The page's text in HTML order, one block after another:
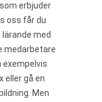
erbjuder
oss får du
med
medarbetare
exempelvis
eller gå en
Men